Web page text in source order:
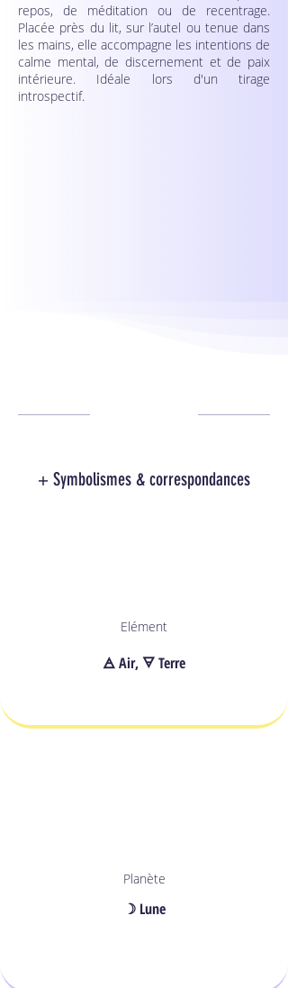
repos, de méditation ou de recentrage.
Placée près du lit, sur l’autel ou tenue dans
les mains, elle accompagne les intentions de
calme mental, de discernement et de paix
intérieure. Idéale lors d'un tirage
introspectif.
+ Symbolismes & correspondances
Elément
🜁 Air, 🜃 Terre
Planète
☽ Lune